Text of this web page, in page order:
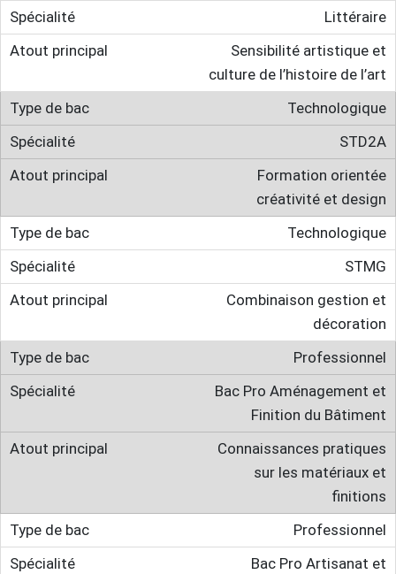
Littéraire
Sensibilité artistique et
culture de l’histoire de l’art
Technologique
STD2A
Formation orientée
créativité et design
Technologique
STMG
Combinaison gestion et
décoration
Professionnel
Bac Pro Aménagement et
Finition du Bâtiment
Connaissances pratiques
sur les matériaux et
finitions
Professionnel
Bac Pro Artisanat et